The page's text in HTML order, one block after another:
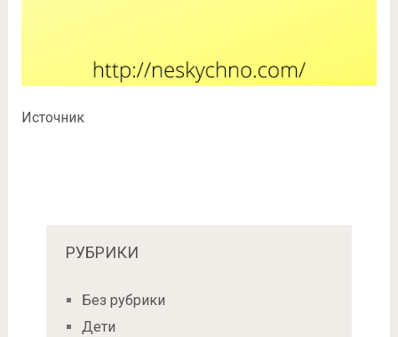
Источник
РУБРИКИ
Без рубрики
Дети